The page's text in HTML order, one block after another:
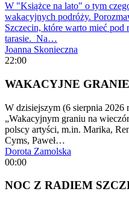
W "Książce na lato" o tym
wakacyjnych podróży.
Szczecin, które warto mieć pod
tarasie. Na…
Joanna Skonieczna
22:00
WAKACYJNE
W dzisiejszym (6 sierpnia 2026
„Wakacyjnym graniu na
polscy artyści, m.in. Marika,
Cyms, Paweł…
Dorota Zamolska
00:00
NOC Z RADIEM